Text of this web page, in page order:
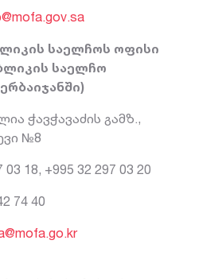
საელჩოს ოფისი
საელჩო
ჭავჭავაძის გამზ.,
№8
18, +995 32 297 03 20
74 40